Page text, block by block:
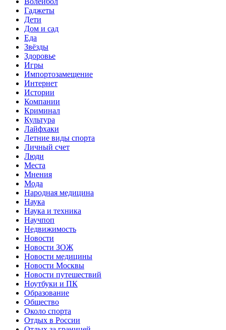
Гаджеты
Дети
Дом и сад
Еда
Звёзды
Здоровье
Игры
Импортозамещение
Интернет
Истории
Компании
Криминал
Культура
Лайфхаки
Летние виды спорта
Личный счет
Люди
Места
Мнения
Мода
Народная медицина
Наука
Наука и техника
Научпоп
Недвижимость
Новости
Новости ЗОЖ
Новости медицины
Новости Москвы
Новости путешествий
Ноутбуки и ПК
Образование
Общество
Около спорта
Отдых в России